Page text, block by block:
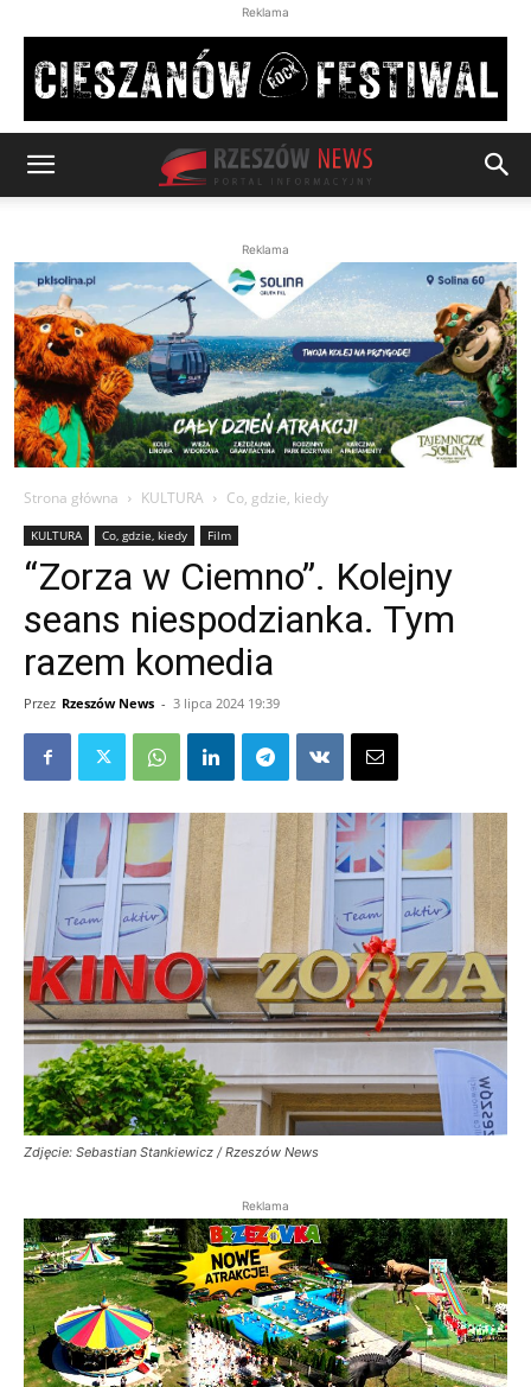
Reklama
Reklama
Strona główna KULTURA Co, gdzie, kiedy
KULTURA Co, gdzie, kiedy Film
“Zorza w Ciemno”. Kolejny
seans niespodzianka. Tym
razem komedia
Przez Rzeszów News - 3 lipca 2024 19:39
Zdjęcie: Sebastian Stankiewicz / Rzeszów News
Reklama